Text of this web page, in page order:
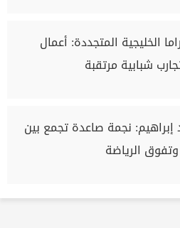
الخليجية المتجددة: أعمال
شبابية مرتقبة
إبراهيم: نجمة صاعدة تجمع بين
الرياضة